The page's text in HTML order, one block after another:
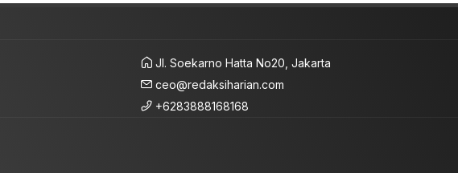
Jl. Soekarno Hatta No20, Jakarta
ceo@redaksiharian.com
+6283888168168